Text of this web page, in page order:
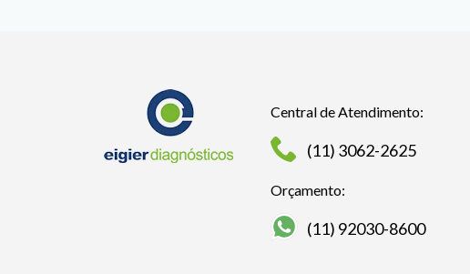
Central de Atendimento:
(11) 3062-2625
Orçamento:
(11) 92030-8600